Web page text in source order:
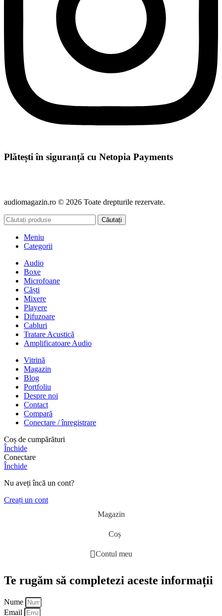
Plătești în siguranță cu Netopia Payments
audiomagazin.ro © 2026 Toate drepturile rezervate.
Căutați
Meniu
Categorii
Audio
Boxe
Microfoane
Căști
Mixere
Playere
Difuzoare
Cabluri
Tratare Acustică
Amplificatoare Audio
Vitrină
Magazin
Blog
Portfoliu
Despre noi
Contact
Compară
Conectare / înregistrare
Coș de cumpărături
Închide
Conectare
Închide
Nu aveți încă un cont?
Creați un cont
Magazin
Coș
Contul meu
Te rugăm să completezi aceste informații
Nume
Email